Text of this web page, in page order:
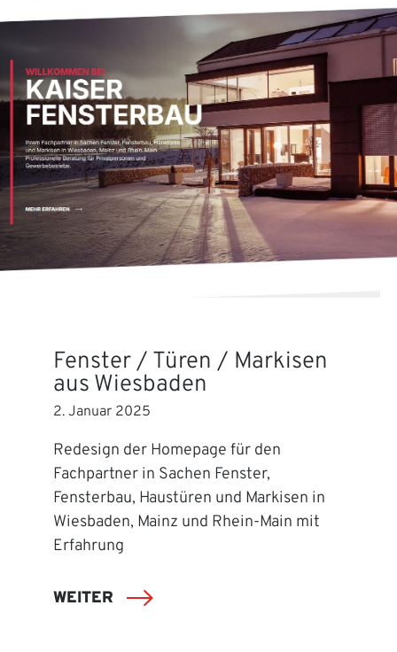
Fenster / Türen / Markisen
aus Wiesbaden
2. Januar 2025
Redesign der Homepage für den
Fachpartner in Sachen Fenster,
Fensterbau, Haustüren und Markisen in
Wiesbaden, Mainz und Rhein-Main mit
Erfahrung
WEITER